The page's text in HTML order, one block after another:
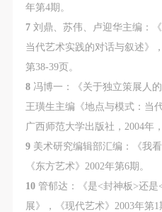
年第4期。
7刘鼎、苏伟、卢迎华主编：
当代艺术实践的对话与叙述》
第38-39页。
8冯博一：《关于独立策展人
王璜生主编《地点与模式：当
广西师范大学出版社，2004年
9美术研究编辑部汇编：《我
《东方艺术》2002年第6期。
10管郁达：《是<封神板>还
展》，《现代艺术》2003年第1